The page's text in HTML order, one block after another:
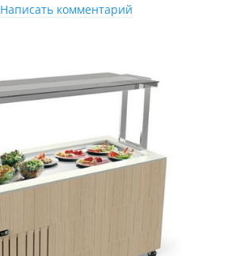
Написать комментарий